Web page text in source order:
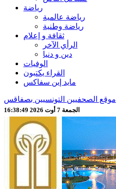
رياضة
رياضة عالمية
رياضة وطنية
ثقافة و إعلام
الرأي الآخر
دين و دنيا
الوفيات
القراء يكتبون
مايد إين سفاكس
موقع الصحفيين التونسيين بصفاقس
الجمعة 7 أوت 2026 16:38:51